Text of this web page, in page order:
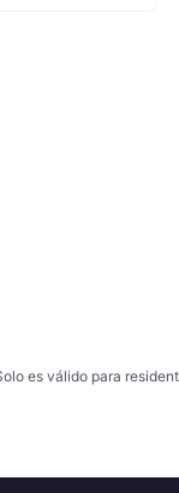
es válido para